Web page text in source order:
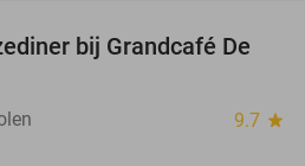
42%
bij Grandcafé De
9.7 star